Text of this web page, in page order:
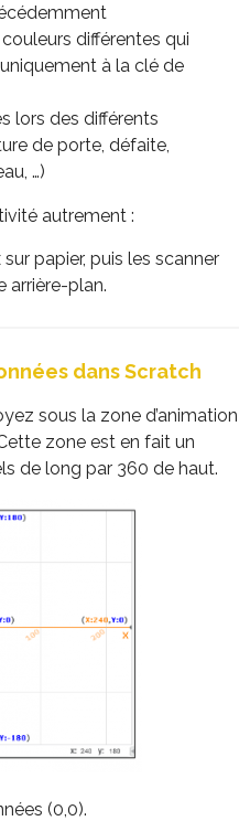
différentes qui
à la clé de
lors des différents
de porte, défaite,
…)
autrement :
papier, puis les scanner
arrière-plan.
dans Scratch
sous la zone d’animation
zone est en fait un
de long par 360 de haut.
(0,0).